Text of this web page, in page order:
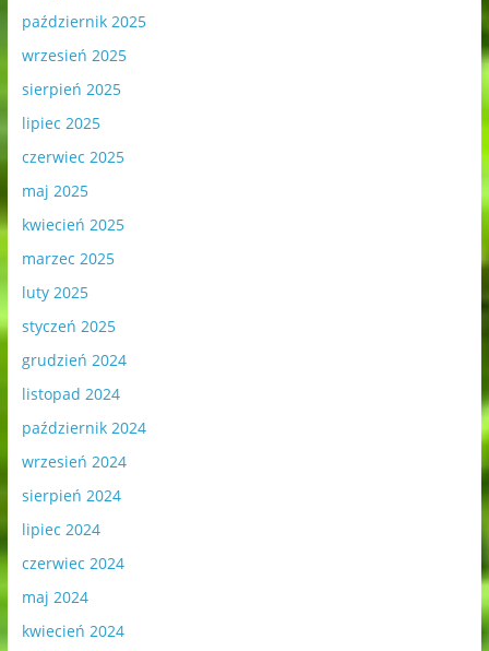
październik 2025
wrzesień 2025
sierpień 2025
lipiec 2025
czerwiec 2025
maj 2025
kwiecień 2025
marzec 2025
luty 2025
styczeń 2025
grudzień 2024
listopad 2024
październik 2024
wrzesień 2024
sierpień 2024
lipiec 2024
czerwiec 2024
maj 2024
kwiecień 2024